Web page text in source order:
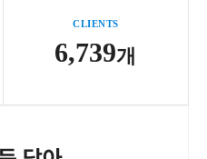
CLIENTS
6,739개